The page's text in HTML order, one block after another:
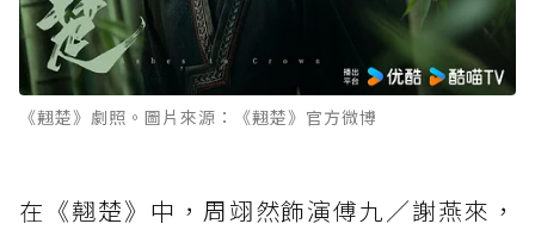
《翹楚》劇照。圖片來源：《翹楚》官方微博
在《翹楚》中，周翊然飾演傅九／謝燕來，